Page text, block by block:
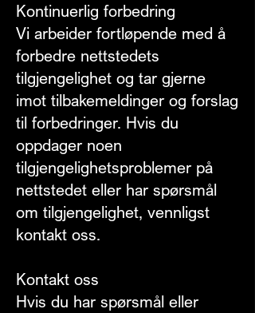
Kontinuerlig forbedring
Vi arbeider fortløpende med å
forbedre nettstedets
tilgjengelighet og tar gjerne
imot tilbakemeldinger og forslag
til forbedringer. Hvis du
oppdager noen
tilgjengelighetsproblemer på
nettstedet eller har spørsmål
om tilgjengelighet, vennligst
kontakt oss.
Kontakt oss
Hvis du har spørsmål eller